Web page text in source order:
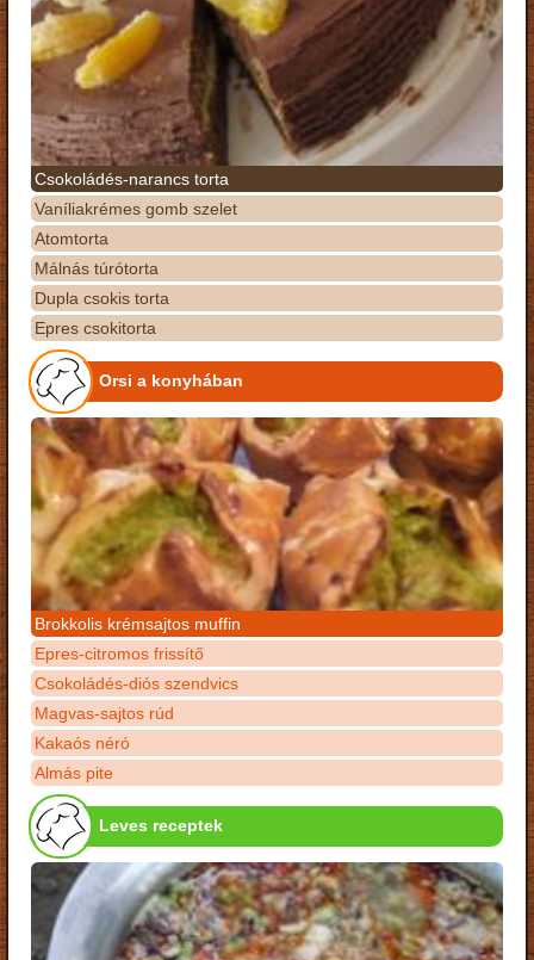
Csokoládés-narancs torta
Vaníliakrémes gomb szelet
Atomtorta
Málnás túrótorta
Dupla csokis torta
Epres csokitorta
Orsi a konyhában
Brokkolis krémsajtos muffin
Epres-citromos frissítő
Csokoládés-diós szendvics
Magvas-sajtos rúd
Kakaós néró
Almás pite
Leves receptek